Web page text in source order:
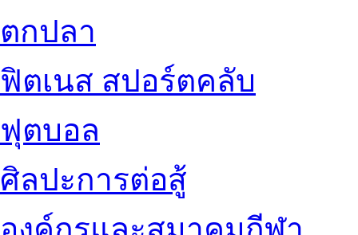
ตกปลา
ฟิตเนส สปอร์ตคลับ
ฟุตบอล
ศิลปะการต่อสู้